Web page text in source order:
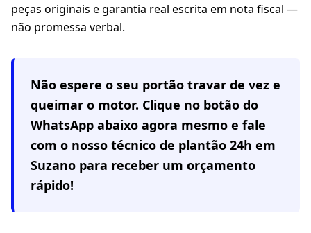
peças originais e garantia real escrita em nota fiscal —
não promessa verbal.
Não espere o seu portão travar de vez e
queimar o motor. Clique no botão do
WhatsApp abaixo agora mesmo e fale
com o nosso técnico de plantão 24h em
Suzano para receber um orçamento
rápido!